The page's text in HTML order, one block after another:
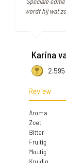
wordt hij wat
Karina
2.595
Review
Aroma
Zoet
Bitter
Fruitig
Moutig